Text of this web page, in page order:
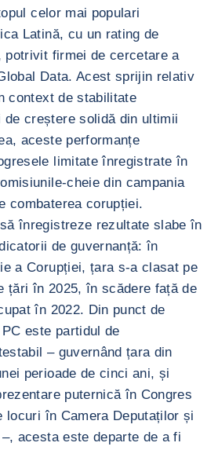
celor mai populari
Latină, cu un rating de
potrivit firmei de cercetare a
Data. Acest sprijin relativ
context de stabilitate
de creștere solidă din ultimii
aceste performanțe
limitate înregistrate în
cheie din campania
combaterea corupției.
înregistreze rezultate slabe în
de guvernanță: în
a Corupției, țara s-a clasat pe
țări în 2025, în scădere față de
în 2022. Din punct de
este partidul de
– guvernând țara din
perioade de cinci ani, și
puternică în Congres
locuri în Camera Deputaților și
acesta este departe de a fi